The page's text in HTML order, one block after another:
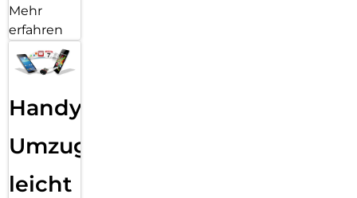
Mehr
erfahren
Handy
Umzug
leicht